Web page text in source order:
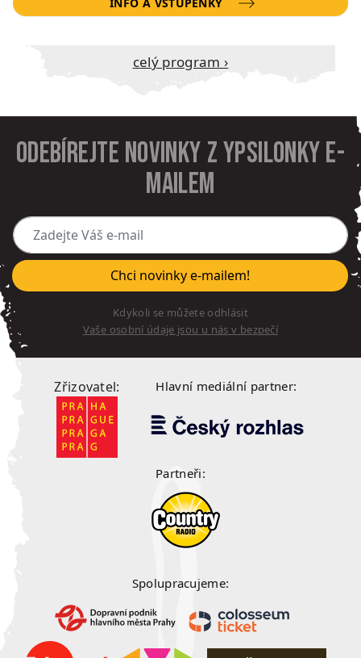
Celý program ›
Odebírejte novinky z Ypsilonky e-
mailem
Zadejte Váš e-mail
Chci novinky e-mailem!
Kdykoli se můžete odhlásit
Vaše osobní údaje jsou u nás v bezpečí
Zřizovatel: Hlavní mediální partner:
Partneři:
Spolupracujeme: